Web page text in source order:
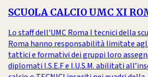
SCUOLA CALCIO UMC XI
Lo staff dell'UMC Roma I tecnici della
Roma hanno responsabilità limitate
tattici e formativi dei gruppi loro
diplomati I.S.E.F e I.U.S.M. abilitati